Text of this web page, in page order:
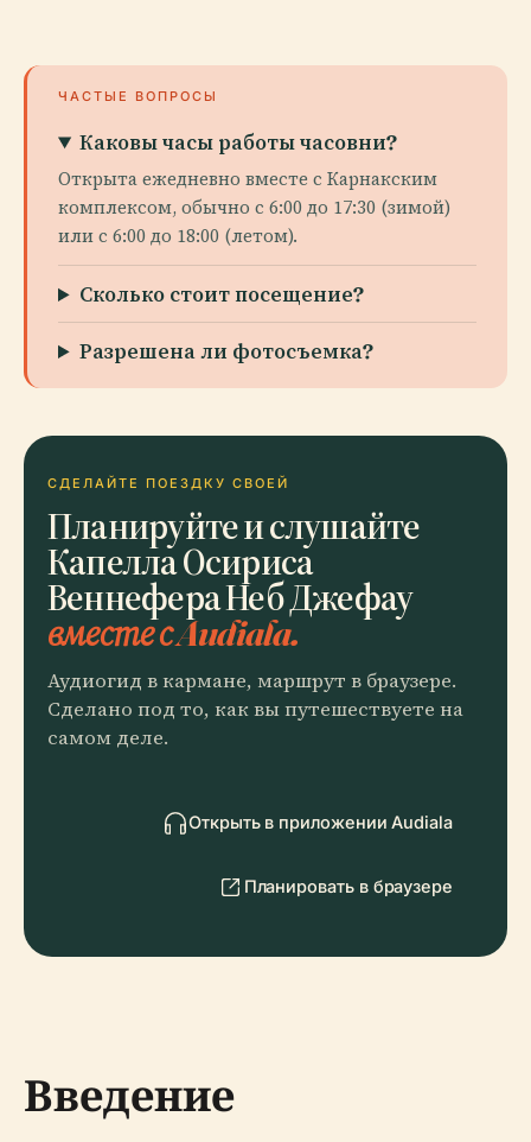
ЧАСТЫЕ ВОПРОСЫ
Каковы часы работы часовни?
Открыта ежедневно вместе с Карнакским
комплексом, обычно с 6:00 до 17:30 (зимой)
или с 6:00 до 18:00 (летом).
Сколько стоит посещение?
Разрешена ли фотосъемка?
СДЕЛАЙТЕ ПОЕЗДКУ СВОЕЙ
Планируйте и слушайте
Капелла Осириса
Веннефера Неб Джефау
вместе с Audiala.
Аудиогид в кармане, маршрут в браузере.
Сделано под то, как вы путешествуете на
самом деле.
Открыть в приложении Audiala
Планировать в браузере
Введение